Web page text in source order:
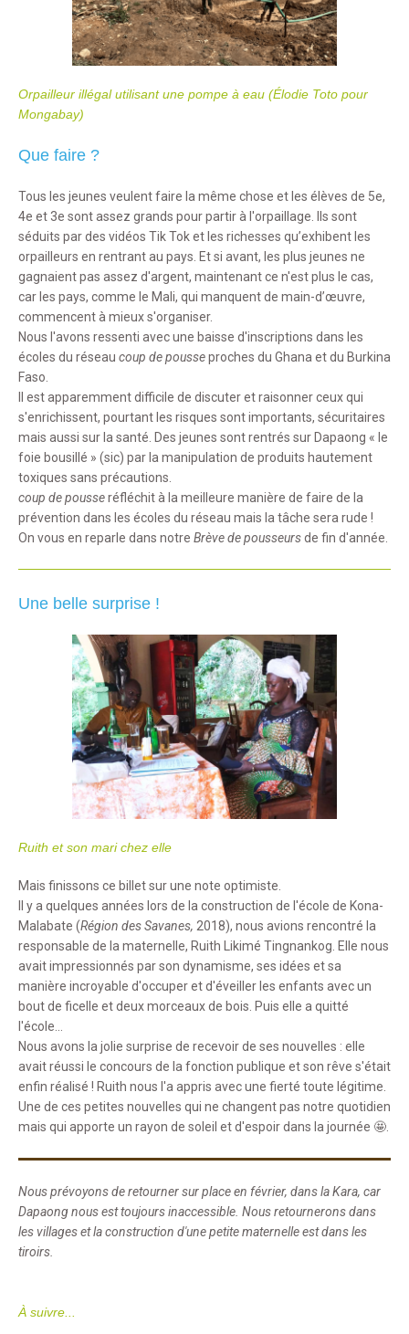
Orpailleur illégal utilisant une pompe à eau (Élodie Toto pour
Mongabay)
Que faire ?
Tous les jeunes veulent faire la même chose et les élèves de 5e,
4e et 3e sont assez grands pour partir à l'orpaillage. Ils sont
séduits par des vidéos Tik Tok et les richesses qu’exhibent les
orpailleurs en rentrant au pays. Et si avant, les plus jeunes ne
gagnaient pas assez d'argent, maintenant ce n'est plus le cas,
car les pays, comme le Mali, qui manquent de main-d’œuvre,
commencent à mieux s'organiser.
Nous l'avons ressenti avec une baisse d'inscriptions dans les
écoles du réseau coup de pousseproches du Ghana et du Burkina
Faso.
Il est apparemment difficile de discuter et raisonner ceux qui
s'enrichissent, pourtant les risques sont importants, sécuritaires
mais aussi sur la santé. Des jeunes sont rentrés sur Dapaong « le
foie bousillé » (sic) par la manipulation de produits hautement
toxiques sans précautions.
coup de pousseréfléchit à la meilleure manière de faire de la
prévention dans les écoles du réseau mais la tâche sera rude !
On vous en reparle dans notre Brève de pousseursde fin d'année.
Une belle surprise !
Ruith et son mari chez elle
Mais finissons ce billet sur une note optimiste.
Il y a quelques années lors de la construction de l'école de Kona-
Malabate (Région des Savanes, 2018), nous avions rencontré la
responsable de la maternelle, Ruith Likimé Tingnankog. Elle nous
avait impressionnés par son dynamisme, ses idées et sa
manière incroyable d'occuper et d'éveiller les enfants avec un
bout de ficelle et deux morceaux de bois. Puis elle a quitté
l'école...
Nous avons la jolie surprise de recevoir de ses nouvelles : elle
avait réussi le concours de la fonction publique et son rêve s'était
enfin réalisé ! Ruith nous l'a appris avec une fierté toute légitime.
Une de ces petites nouvelles qui ne changent pas notre quotidien
mais qui apporte un rayon de soleil et d'espoir dans la journée 🤩.
Nous prévoyons de retourner sur place en février, dans la Kara, car
Dapaong nous est toujours inaccessible. Nous retournerons dans
les villages et la construction d'une petite maternelle est dans les
tiroirs.
À suivre...